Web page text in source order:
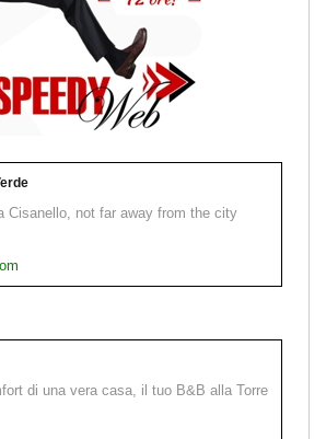
Cisanello, not far away from the city
di una vera casa, il tuo B&B alla Torre